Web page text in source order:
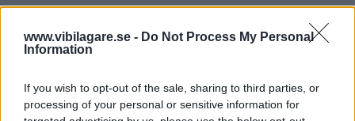
www.vibilagare.se - Do Not Process My Personal
Information
If you wish to opt-out of the sale, sharing to third parties, or
processing of your personal or sensitive information for
Hur är första intrycken?
– Jag tycker att det är en trevlig bil med solid
ur 1,6 liter imponerar. I många europeiska